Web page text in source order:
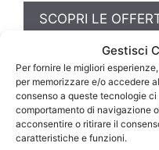
Gestisci
Per fornire le migliori
per memorizzare e/o accedere
consenso a queste tecnologie
comportamento di navigazione
acconsentire o ritirare il
caratteristiche e funzioni.
SCOPRI LE